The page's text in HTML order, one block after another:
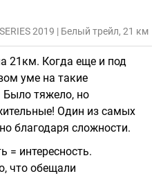
2019 | Белый трейл, 21 км
21км. Когда еще и под
уме на такие
тяжело, но
Один из самых
благодаря сложности.
= интересность.
что обещали